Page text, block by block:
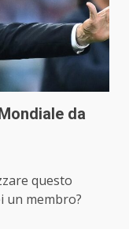
da
questo
un membro?